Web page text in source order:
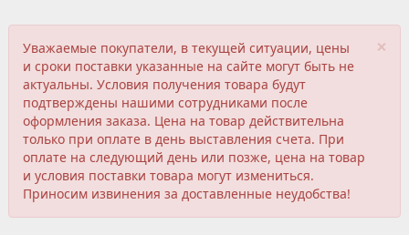
×
Уважаемые покупатели, в текущей ситуации, цены
и сроки поставки указанные на сайте могут быть не
актуальны. Условия получения товара будут
подтверждены нашими сотрудниками после
оформления заказа. Цена на товар действительна
только при оплате в день выставления счета. При
оплате на следующий день или позже, цена на товар
и условия поставки товара могут измениться.
Приносим извинения за доставленные неудобства!